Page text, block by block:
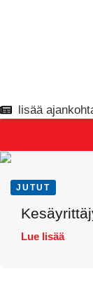
lisää
JUTUT
Lue lisää